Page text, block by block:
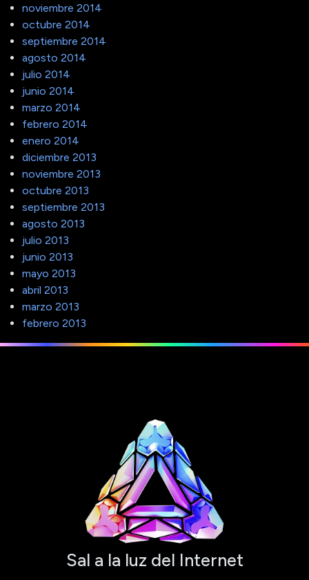
noviembre 2014
octubre 2014
septiembre 2014
agosto 2014
julio 2014
junio 2014
marzo 2014
febrero 2014
enero 2014
diciembre 2013
noviembre 2013
octubre 2013
septiembre 2013
agosto 2013
julio 2013
junio 2013
mayo 2013
abril 2013
marzo 2013
febrero 2013
Sal a la luz del Internet